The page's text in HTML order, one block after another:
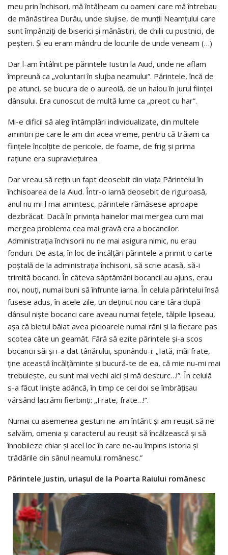
meu prin închisori, mă întâlneam cu oameni care mă întrebau
de mănăstirea Durău, unde slujise, de munţii Neamţului care
sunt împânziţi de biserici şi mănăstiri, de chilii cu pustnici, de
peşteri. Şi eu eram mândru de locurile de unde veneam (…)
Dar l-am întâlnit pe părintele Iustin la Aiud, unde ne aflam
împreună ca „voluntari în slujba neamului”. Părintele, încă de
pe atunci, se bucura de o aureolă, de un halou în jurul fiinţei
dânsului. Era cunoscut de multă lume ca „preot cu har”.
Mi-e dificil să aleg întâmplări individualizate, din multele
amintiri pe care le am din acea vreme, pentru că trăiam ca
fiinţele încolţite de pericole, de foame, de frig şi prima
raţiune era supravieţuirea.
Dar vreau să reţin un fapt deosebit din viaţa Părintelui în
închisoarea de la Aiud. Într-o iarnă deosebit de riguroasă,
anul nu mi-l mai amintesc, părintele rămăsese aproape
dezbrăcat. Dacă în privinţa hainelor mai mergea cum mai
mergea problema cea mai gravă era a bocancilor.
Administraţia închisorii nu ne mai asigura nimic, nu erau
fonduri. De asta, în loc de încălţări părintele a primit o carte
poştală de la administraţia închisorii, să scrie acasă, să-i
trimită bocanci. În câteva săptămâni bocancii au ajuns, erau
noi, nouţi, numai buni să înfrunte iarna. În celula părintelui însă
fusese adus, în acele zile, un deţinut nou care târa după
dânsul nişte bocanci care aveau numai feţele, tălpile lipseau,
aşa că bietul băiat avea picioarele numai răni şi la fiecare pas
scotea câte un geamăt. Fără să ezite părintele şi-a scos
bocancii săi şi i-a dat tânărului, spunându-i: „Iată, măi frate,
ţine această încălţăminte şi bucură-te de ea, că mie nu-mi mai
trebuieşte, eu sunt mai vechi aici şi mă descurc…!”. În celulă
s-a făcut linişte adâncă, în timp ce cei doi se îmbrăţişau
vărsând lacrămi fierbinţi: „Frate, frate…!”.
Numai cu asemenea gesturi ne-am întărit şi am reuşit să ne
salvăm, omenia şi caracterul au reuşit să încălzească şi să
înnobileze chiar şi acel loc în care ne-au împins istoria şi
trădările din sânul neamului românesc.”
Părintele Justin, uriaşul de la Poarta Raiului românesc